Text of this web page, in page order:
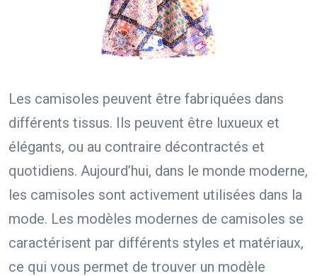
Les camisoles peuvent être fabriquées dans
différents tissus. Ils peuvent être luxueux et
élégants, ou au contraire décontractés et
quotidiens. Aujourd’hui, dans le monde moderne,
les camisoles sont activement utilisées dans la
mode. Les modèles modernes de camisoles se
caractérisent par différents styles et matériaux,
ce qui vous permet de trouver un modèle